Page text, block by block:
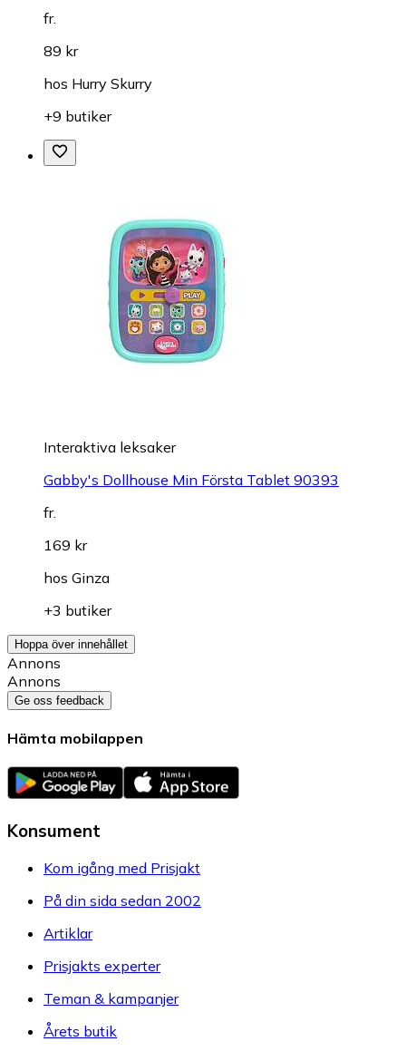
fr.
89 kr
hos Hurry Skurry
+9 butiker
Interaktiva leksaker
Gabby's Dollhouse Min Första Tablet 90393
fr.
169 kr
hos Ginza
+3 butiker
Hoppa över innehållet
Annons
Annons
Ge oss feedback
Hämta mobilappen
Konsument
Kom igång med Prisjakt
På din sida sedan 2002
Artiklar
Prisjakts experter
Teman & kampanjer
Årets butik